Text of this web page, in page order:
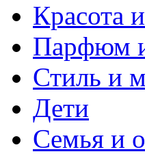
Красота
Парфюм
Стиль и
Дети
Семья и